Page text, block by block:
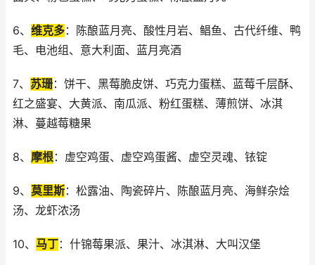
6、 维克多：陈酿蓝月亮、酸性月岩、鲳鱼、古代纤维、鸭
毛、电池组、意大利面、蓝月亮酒
7、 苏珊：饼干、黑莓脆皮饼、巧克力蛋糕、蓝莓千层酥、
红之盛宴、大黄派、南瓜派、粉红蛋糕、薄煎饼、冰淇
淋、蔓越莓糖果
8、 摩根：虚空鸡蛋、虚空鸡蛋酱、虚空灵魂、铱锭
9、 莫里斯：松露油、陶瓷碎片、陈酿蓝月亮、海鲜杂烩
汤、龙虾浓汤
10、 马丁：什锦莓果派、果汁、冰淇淋、大叫汉堡